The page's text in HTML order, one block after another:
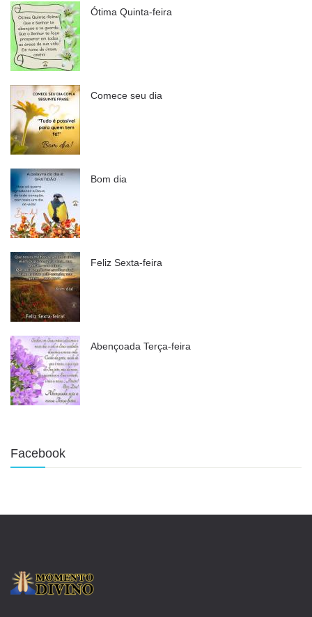
Ótima Quinta-feira
Comece seu dia
Bom dia
Feliz Sexta-feira
Abençoada Terça-feira
Facebook